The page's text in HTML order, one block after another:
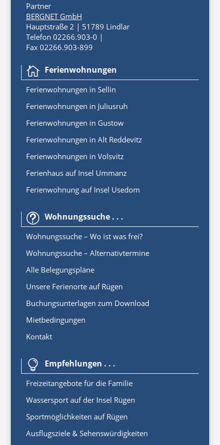
Partner
BERGNET GmbH
Hauptstraße 2 | 51789 Lindlar
Telefon 02266.903-0 |
Fax 02266.903-899
 Ferienwohnungen
Ferienwohnungen in Sellin
Ferienwohnungen in Juliusruh
Ferienwohnungen in Gustow
Ferienwohnungen in Alt Reddevitz
Ferienwohnungen in Volsvitz
Ferienhaus auf Insel Ummanz
Ferienwohnung auf Insel Usedom
t Wohnungssuche . . .
Wohnungssuche – Wo ist was frei?
Wohnungssuche – Alternativtermine
Alle Belegungspläne
Unsere Ferienorte auf Rügen
Buchungsunterlagen zum Download
Mietbedingungen
Kontakt
 Empfehlungen . . .
Freizeitangebote für die Familie
Wassersport auf der Insel Rügen
Sportmöglichkeiten auf Rügen
Ausflugsziele & Sehenswürdigkeiten